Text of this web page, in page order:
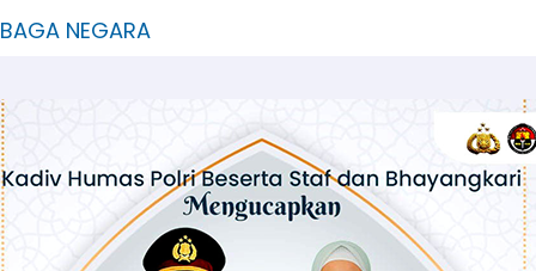
NEGARA